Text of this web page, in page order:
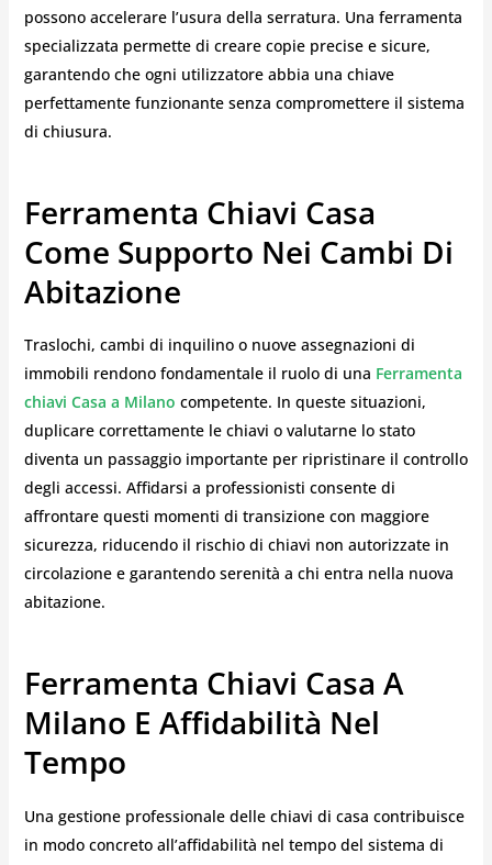
possono accelerare l’usura della serratura. Una ferramenta
specializzata permette di creare copie precise e sicure,
garantendo che ogni utilizzatore abbia una chiave
perfettamente funzionante senza compromettere il sistema
di chiusura.
Ferramenta Chiavi Casa
Come Supporto Nei Cambi Di
Abitazione
Traslochi, cambi di inquilino o nuove assegnazioni di
immobili rendono fondamentale il ruolo di una Ferramenta
chiavi Casa a Milano competente. In queste situazioni,
duplicare correttamente le chiavi o valutarne lo stato
diventa un passaggio importante per ripristinare il controllo
degli accessi. Affidarsi a professionisti consente di
affrontare questi momenti di transizione con maggiore
sicurezza, riducendo il rischio di chiavi non autorizzate in
circolazione e garantendo serenità a chi entra nella nuova
abitazione.
Ferramenta Chiavi Casa A
Milano E Affidabilità Nel
Tempo
Una gestione professionale delle chiavi di casa contribuisce
in modo concreto all’affidabilità nel tempo del sistema di